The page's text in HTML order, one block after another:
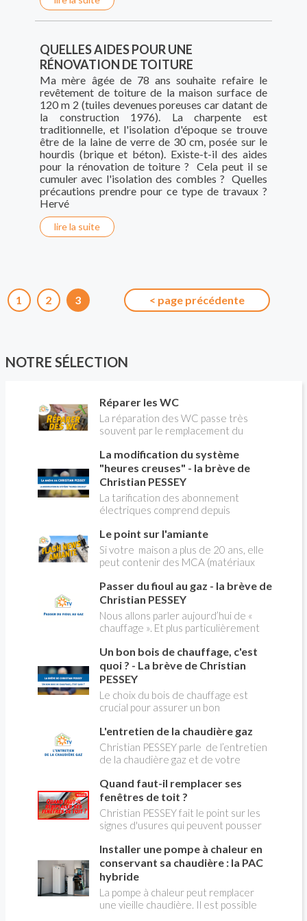
QUELLES AIDES POUR UNE
RÉNOVATION DE TOITURE
Ma mère âgée de 78 ans souhaite refaire le
revêtement de toiture de la maison surface de
120 m 2 (tuiles devenues poreuses car datant de
la construction 1976). La charpente est
traditionnelle, et l'isolation d'époque se trouve
être de la laine de verre de 30 cm, posée sur le
hourdis (brique et béton). Existe-t-il des aides
pour la rénovation de toiture ? Cela peut il se
cumuler avec l'isolation des combles ? Quelles
précautions prendre pour ce type de travaux ?
Hervé
lire la suite
1 2 3 < page précédente
NOTRE SÉLECTION
Réparer les WC
La réparation des WC passe très
souvent par le remplacement du
expliquer
La modification du système
"heures creuses" - la brève de
Christian PESSEY
La tarification des abonnement
électriques comprend depuis
pleines, heures creuses. Aujourd'hui
Christian PESSEY vous explique tout
ce qu'il faut savoir sur la nouvelle
modification du système "heures
creuses" qui concerne près de 15
millions de Français !
Le point sur l'amiante
Si votre maison a plus de 20 ans, elle
peut contenir des MCA (matériaux
panique, on fait le point dans notre
flash news n°3 spéciale Amiante et
ses dangers avec Christian Pessey
Passer du fioul au gaz - la brève de
Christian PESSEY
Nous allons parler aujourd’hui de «
chauffage ». Et plus particulièrement
aborder l’abandon du fioul au profit du
gaz.
Un bon bois de chauffage, c'est
quoi ? - La brève de Christian
PESSEY
Le choix du bois de chauffage est
crucial pour assurer un bon
l'impact environnemental. Mais
comment reconnaître un bois de
qualité ? Plusieurs critères entrent en
jeu : le type d'essence, le taux
d'humidité, la densité et la saison de
coupe.
L'entretien de la chaudière gaz
Christian PESSEY parle de l’entretien
de la chaudière gaz et de votre
avez un système par radiateurs ou un
plancher chauffant, qui sont alimentés
par une chaudière au gaz, vous devez
faire entretenir celle-ci une fois par
an, que vous soyez locataire ou
propriétaire occupant. C’est la même
chose pour un chauffe-bains au gaz.
C’est une obligation légale. Si vous ne
le faites pas, votre responsabilité
pourra être engagée en cas
d’accident, et vous ne serez pas
Quand faut-il remplacer ses
fenêtres de toit ?
Christian PESSEY fait le point sur les
signes d'usures qui peuvent pousser
toit. En remplaçant vos fenêtre de toit
vous ferez des économies de
chauffage et vous améliorerez le
confort des combles qui en sont
équipées.
Installer une pompe à chaleur en
conservant sa chaudière : la PAC
hybride
La pompe à chaleur peut remplacer
une vieille chaudière. Il est possible